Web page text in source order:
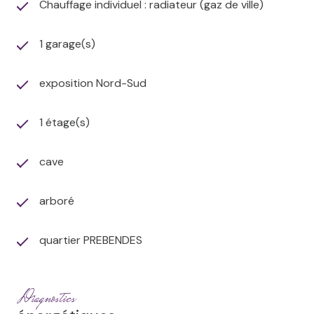
Chauffage individuel : radiateur (gaz de ville)
1 garage(s)
exposition Nord-Sud
1 étage(s)
cave
arboré
quartier PREBENDES
Diagnostics